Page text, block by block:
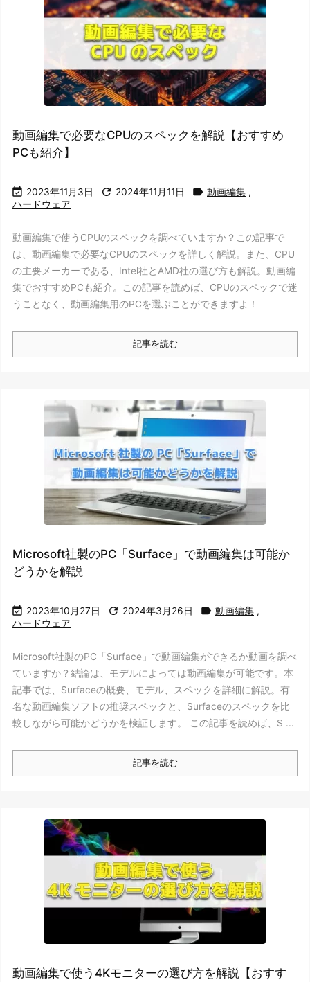
動画編集で必要なCPUのスペックを解説【おすすめ
PCも紹介】
 2023年11月3日  2024年11月11日  動画編集 ,
ハードウェア
動画編集で使うCPUのスペックを調べていますか？この記事で
は、動画編集で必要なCPUのスペックを詳しく解説。また、CPU
の主要メーカーである、Intel社とAMD社の選び方も解説。動画編
集でおすすめPCも紹介。この記事を読めば、CPUのスペックで迷
うことなく、動画編集用のPCを選ぶことができますよ！
記事を読む
Microsoft社製のPC「Surface」で動画編集は可能か
どうかを解説
 2023年10月27日  2024年3月26日  動画編集 ,
ハードウェア
Microsoft社製のPC「Surface」で動画編集ができるか動画を調べ
ていますか？結論は、モデルによっては動画編集が可能です。本
記事では、Surfaceの概要、モデル、スペックを詳細に解説。有
名な動画編集ソフトの推奨スペックと、Surfaceのスペックを比
較しながら可能かどうかを検証します。 この記事を読めば、S ...
記事を読む
動画編集で使う4Kモニターの選び方を解説【おすす